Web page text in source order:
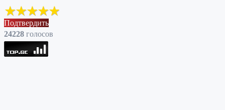
Подтвердить
24228 голоcов